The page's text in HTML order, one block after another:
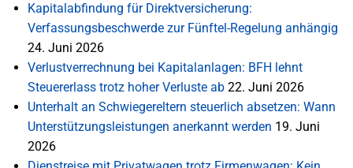
Kapitalabfindung für Direktversicherung:
Verfassungsbeschwerde zur Fünftel-Regelung anhängig
24. Juni 2026
Verlustverrechnung bei Kapitalanlagen: BFH lehnt
Steuererlass trotz hoher Verluste ab 22. Juni 2026
Unterhalt an Schwiegereltern steuerlich absetzen: Wann
Unterstützungsleistungen anerkannt werden 19. Juni
2026